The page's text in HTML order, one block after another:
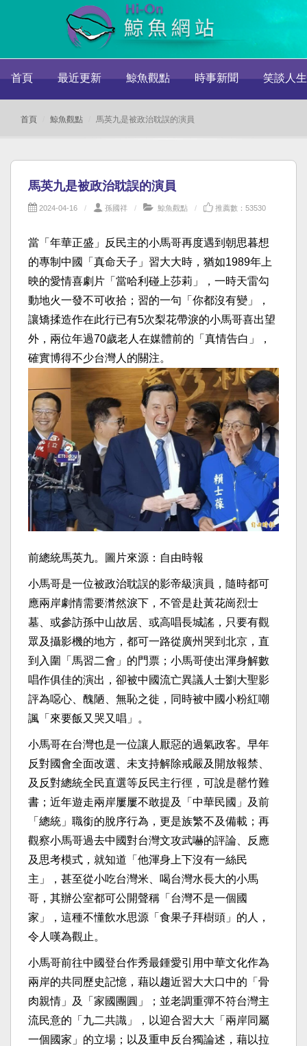
首頁 最近更新 鯨魚觀點 時事新聞 笑談人生
首頁 鯨魚觀點 馬英九是被政治耽誤的演員
馬英九是被政治耽誤的演員
2024-04-16 孫國祥 鯨魚觀點 推薦數：53530
當「年華正盛」反民主的小馬哥再度遇到朝思暮想
的專制中國「 真命天子」習大大時，猶如1989年上
映的愛情喜劇片「 當哈利碰上莎莉」，一時天雷勾
動地火一發不可收拾；習的一句「 你都沒有變」，
讓矯揉造作在此行已有5次梨花帶淚的小馬哥喜出望
外，兩位年過70歲老人在媒體前的「真情告白」，
確實博得不少台灣人的關注。
前總統馬英九。圖片來源：自由時報
小馬哥是一位被政治耽誤的影帝級演員， 隨時都可
應兩岸劇情需要潸然淚下，不管是赴黃花崗烈士
墓、 或參訪孫中山故居、或高唱長城謠，只要有觀
眾及攝影機的地方， 都可一路從廣州哭到北京，直
到入圍「馬習二會」的門票； 小馬哥使出渾身解數
唱作俱佳的演出， 卻被中國流亡異議人士劉大聖影
評為噁心、醜陋、無恥之徙， 同時被中國小粉紅嘲
諷「來要飯又哭又唱」。
小馬哥在台灣也是一位讓人厭惡的過氣政客。 早年
反對國會全面改選、未支持解除戒嚴及開放報禁、
及反對總統全民直選等反民主行徑，可說是罄竹難
書； 近年遊走兩岸屢屢不敢提及「中華民國」及前
「總統」 職銜的脫序行為，更是族繁不及備載； 再
觀察小馬哥過去中國對台灣文攻武嚇的評論、反應
及思考模式， 就知道「他渾身上下沒有一絲民
主」，甚至從小吃台灣米、 喝台灣水長大的小馬
哥，其辦公室都可公開聲稱「 台灣不是一個國
家」，這種不懂飲水思源「食果子拜樹頭」的人，
令人嘆為觀止。
小馬哥前往中國登台作秀最鍾愛引用中華文化作為
兩岸的共同歷史記憶，藉以趨近習大大口中的「骨
肉親情」及「家國團圓」； 並老調重彈不符台灣主
流民意的「九二共識」，以迎合習大大「 兩岸同屬
一個國家」的立場；以及重申反台獨論述， 藉以拉